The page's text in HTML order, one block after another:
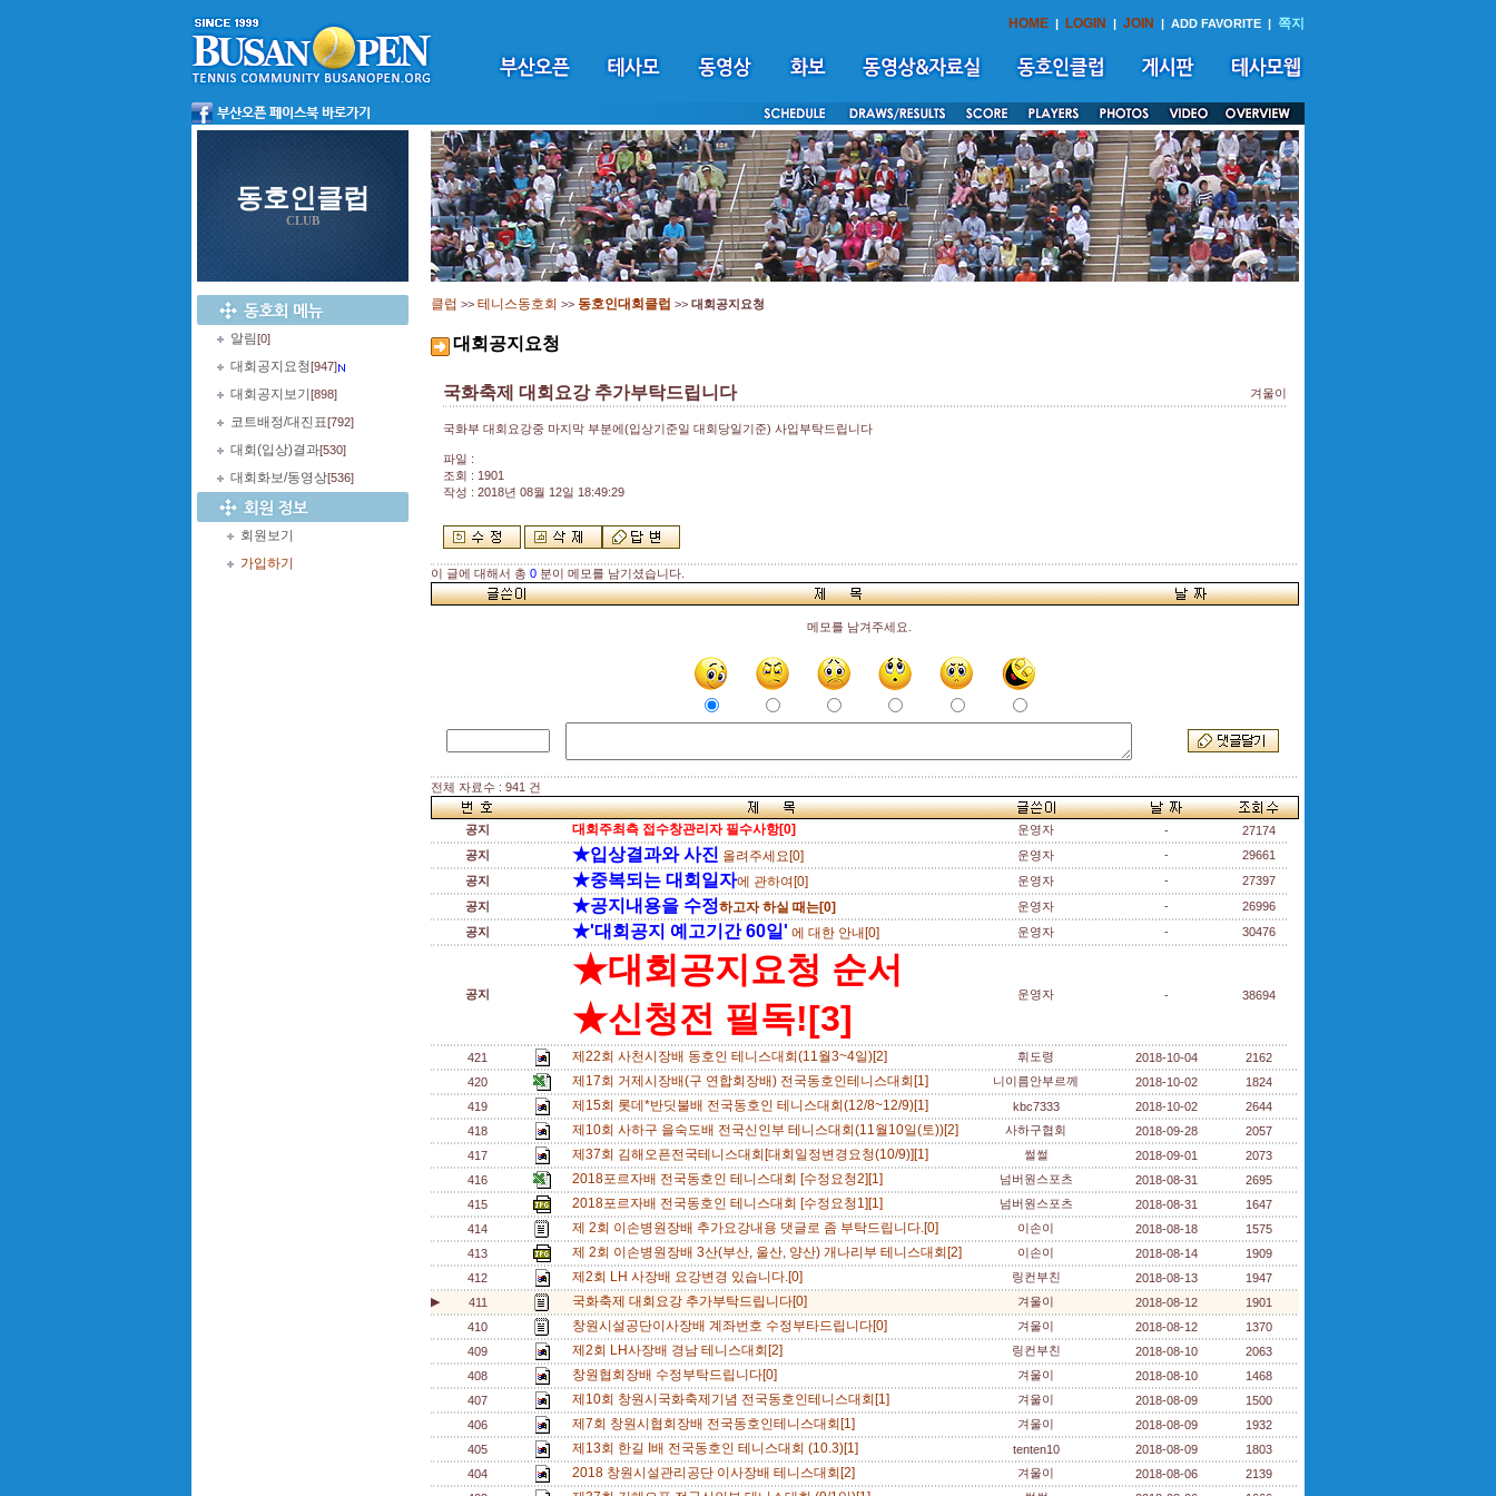
HOME | LOGIN | JOIN | ADD FAVORITE | 쪽지
동호인클럽
CLUB
알림[0]
대회공지요청[947]
대회공지보기 [898]
코트배정/대진표[792]
대회(입상)결과[530]
대회화보/동영상[536]
회원보기
가입하기
클럽 >> 테니스동호회 >> 동호인대회클럽 >> 대회공지요청
대회공지요청
국화축제 대회요강 추가부탁드립니다 겨울이
국화부 대회요강중 마지막 부분에(입상기준일 대회당일기준) 사입부탁드립니다
파일 :
조회 : 1901
작성 : 2018년 08월 12일 18:49:29
이 글에 대해서 총 0 분이 메모를 남기셨습니다.
메모를 남겨주세요.
전체 자료수 : 941 건
공지 대회주최측 접수창관리자 필수사항[0] 운영자 -
27174
공지
★입상결과와 사진 올려주세요[0] 운영자 -
29661
공지
★중복되는 대회일자에 관하여[0] 운영자 -
27397
공지
★공지내용을 수정하고자 하실 때는[0] 운영자 -
26996
공지
★'대회공지 예고기간 60일' 에 대한 안내[0] 운영자 - 30476
공지
★대회공지요청 순서
★신청전 필독![3]
운영자 - 38694
421 제22회 사천시장배 동호인 테니스대회(11월3~4일)[2] 휘도령 2018-10-04
2162
420
제17회 거제시장배(구 연합회장배) 전국동호인테니스대회[1] 니이름안부르께 2018-10-02
1824
419
제15회 롯데*반딧불배 전국동호인 테니스대회(12/8~12/9)[1] kbc7333 2018-10-02
2644
418
제10회 사하구 을숙도배 전국신인부 테니스대회(11월10일(토))[2] 사하구협회 2018-09-28
2057
417
제37회 김해오픈전국테니스대회[대회일정변경요청(10/9)][1] 썰썰 2018-09-01
2073
416
2018포르자배 전국동호인 테니스대회 [수정요청2][1] 넘버원스포츠 2018-08-31
2695
415
2018포르자배 전국동호인 테니스대회 [수정요청1][1] 넘버원스포츠 2018-08-31
1647
414
제 2회 이손병원장배 추가요강내용 댓글로 좀 부탁드립니다.[0] 이손이 2018-08-18
1575
413
제 2회 이손병원장배 3산(부산, 울산, 양산) 개나리부 테니스대회[2] 이손이 2018-08-14
1909
412
제2회 LH 사장배 요강변경 있습니다.[0] 링컨부친 2018-08-13
1947
▶
411 국화축제 대회요강 추가부탁드립니다[0] 겨울이 2018-08-12
1901
410
창원시설공단이사장배 계좌번호 수정부타드립니다[0] 겨울이 2018-08-12
1370
409
제2회 LH사장배 경남 테니스대회[2] 링컨부친 2018-08-10
2063
408
창원협회장배 수정부탁드립니다[0] 겨울이 2018-08-10
1468
407
제10회 창원시국화축제기념 전국동호인테니스대회[1] 겨울이 2018-08-09
1500
406
제7회 창원시협회장배 전국동호인테니스대회[1] 겨울이 2018-08-09
1932
405
제13회 한길 I배 전국동호인 테니스대회 (10.3)[1] tenten10 2018-08-09
1803
404
2018 창원시설관리공단 이사장배 테니스대회[2] 겨울이 2018-08-06
2139